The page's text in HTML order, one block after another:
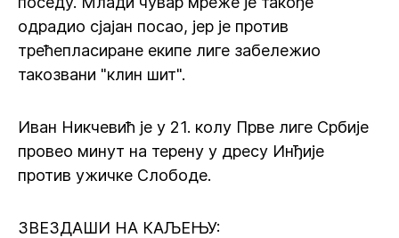
одрадио сјајан посао, јер је против
трећепласиране екипе лиге забележио
такозвани "клин шит".
Иван Никчевић је у 21. колу Прве лиге Србије
провео минут на терену у дресу Инђије
против ужичке Слободе.
ЗВЕЗДАШИ НА КАЉЕЊУ: